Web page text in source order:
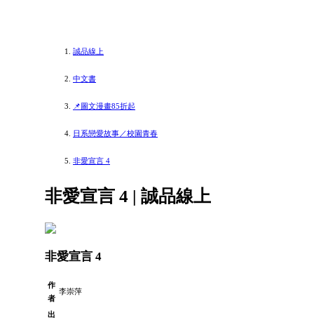
誠品線上
中文書
📌圖文漫畫85折起
日系戀愛故事／校園青春
非愛宣言 4
非愛宣言 4 | 誠品線上
非愛宣言 4
作
者
李崇萍
出